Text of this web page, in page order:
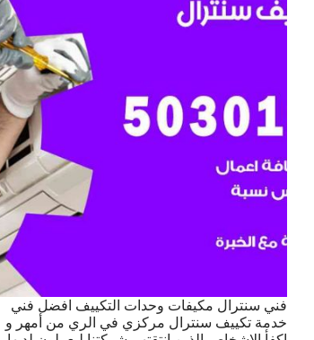
فني سنترال مكيفات وحدات التكييف افضل فني
خدمة تكييف سنترال مركزي في الري من أمهر و